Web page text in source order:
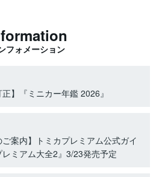
フォメーション
正】『ミニカー年鑑 2026』
ご案内】トミカプレミアム公式ガイ
レミアム大全2』3/23発売予定